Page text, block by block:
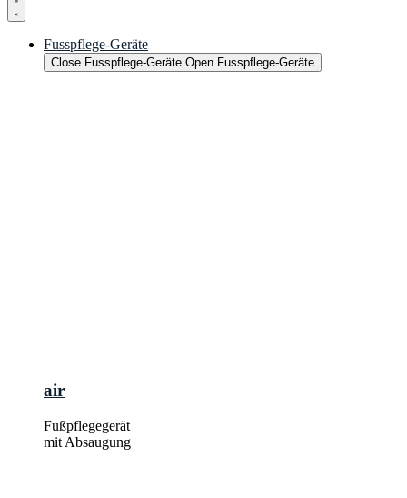
Fusspflege-Geräte
Close Fusspflege-Geräte Open Fusspflege-Geräte
air
Fußpflegegerät
mit Absaugung